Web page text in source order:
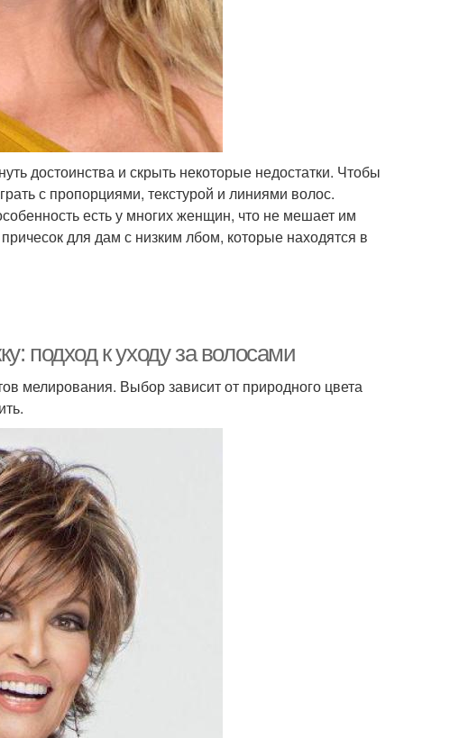
достоинства и скрыть некоторые недостатки. Чтобы
с пропорциями, текстурой и линиями волос.
есть у многих женщин, что не мешает им
для дам с низким лбом, которые находятся в
подход к уходу за волосами
мелирования. Выбор зависит от природного цвета